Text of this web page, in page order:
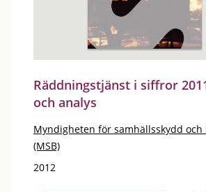
Räddningstjänst i siffror
och analys
Myndigheten för samhällsskydd och
(MSB)
2012